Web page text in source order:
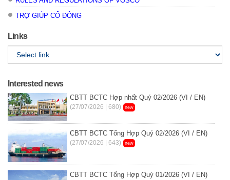
TRỢ GIÚP CỔ ĐÔNG
Links
Interested news
CBTT BCTC Hợp nhất Quý 02/2026 (VI / EN)
(27/07/2026 | 680) new
CBTT BCTC Tổng Hợp Quý 02/2026 (VI / EN)
(27/07/2026 | 643) new
CBTT BCTC Tổng Hợp Quý 01/2026 (VI / EN)